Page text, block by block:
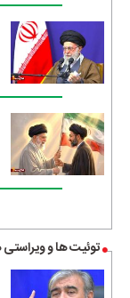
توئیت ها و